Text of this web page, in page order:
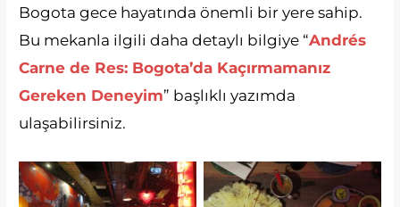
Bogota gece hayatında önemli bir yere sahip.
Bu mekanla ilgili daha detaylı bilgiye “Andrés
Carne de Res: Bogota’da Kaçırmamanız
Gereken Deneyim” başlıklı yazımda
ulaşabilirsiniz.